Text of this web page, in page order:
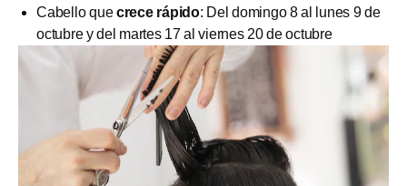
Cabello quecrece rápido: Del domingo 8 al lunes 9 de
octubre y del martes 17 al viernes 20 de octubre